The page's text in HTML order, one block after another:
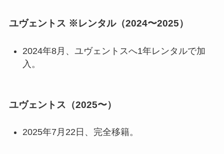
ユヴェントス ※レンタル（2024〜2025）
2024年8月、ユヴェントスへ1年レンタルで加
入。
ユヴェントス（2025〜）
2025年7月22日、完全移籍。